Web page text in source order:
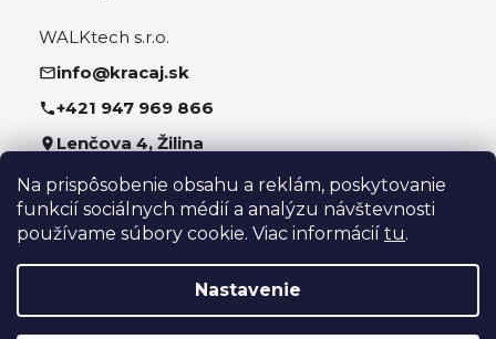
Na prispôsobenie obsahu a reklám, poskytovanie
funkcií sociálnych médií a analýzu návštevnosti
používame súbory cookie. Viac informácií tu.
Nastavenie
WALKtech s.r.o.
info@kracaj.sk
+421 947 969 866
Lenčova 4, Žilina
Sledujte nás